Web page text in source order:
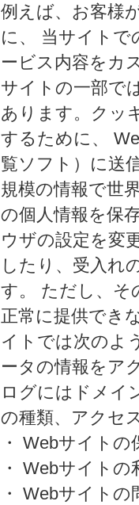
例えば、お客様
に、 当サイトで
ービス内容をカ
サイトの一部で
あります。クッ
するために、
覧ソフト）に送
規模の情報で世
の個人情報を保
ウザの設定を変
したり、受入れ
す。 ただし、そ
正常に提供でき
イトでは次のよ
ータの情報をア
ログにはドメイ
の種類、アクセ
・ Webサイトの
・ Webサイト
・ Webサイト